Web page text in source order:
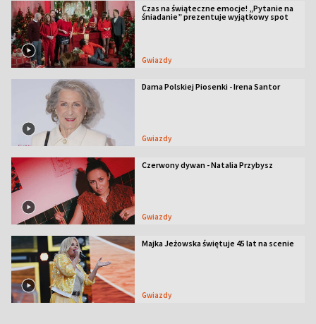
Czas na świąteczne emocje! „Pytanie na
śniadanie” prezentuje wyjątkowy spot
Gwiazdy
Dama Polskiej Piosenki - Irena Santor
Gwiazdy
Czerwony dywan - Natalia Przybysz
Gwiazdy
Majka Jeżowska świętuje 45 lat na scenie
Gwiazdy